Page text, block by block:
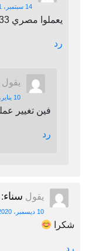
14 سبتمبر، 2021 الساعة 1:42 ص
يعملوا مصري 33الف
رد
يقول
10 يناير، 2022 الساعة 2:12 ص
فين تغيير
رد
يقول سناء:
10 ديسمبر، 2020 الساعة 1:06 م
شكرا
رد